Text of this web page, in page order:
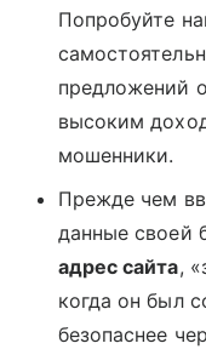
Попробуйте
предложений
высоким
мошенники.
Прежде чем
данные своей
адрес сайта,
когда он был
безопаснее